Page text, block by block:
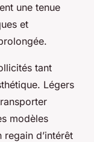
une tenue
et
tant
Légers
modèles
d’intérêt